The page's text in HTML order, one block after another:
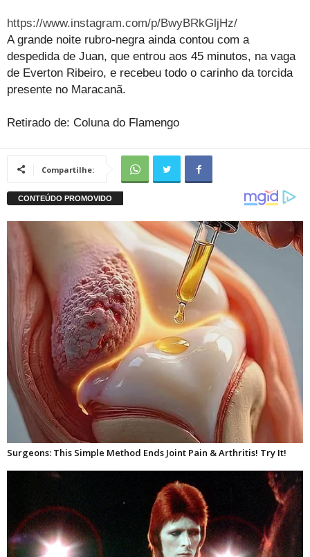
https://www.instagram.com/p/BwyBRkGljHz/
A grande noite rubro-negra ainda contou com a
despedida de Juan, que entrou aos 45 minutos, na vaga
de Everton Ribeiro, e recebeu todo o carinho da torcida
presente no Maracanã.
Retirado de: Coluna do Flamengo
Compartilhe: